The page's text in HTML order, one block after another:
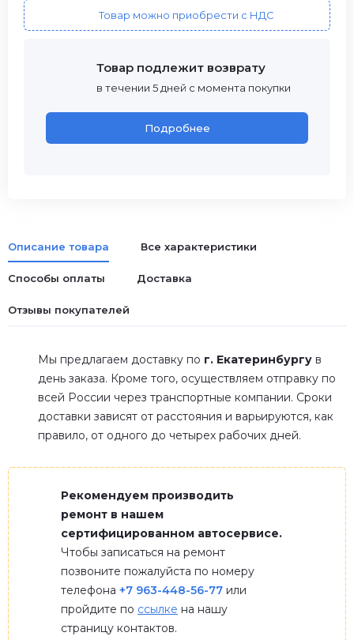
Товар можно приобрести с НДС
Товар подлежит возврату
в течении 5 дней с момента покупки
Подробнее
Описание товара Все характеристики
Способы оплаты Доставка
Отзывы покупателей
Мы предлагаем доставку по г. Екатеринбургу в
день заказа. Кроме того, осуществляем отправку по
всей России через транспортные компании. Сроки
доставки зависят от расстояния и варьируются, как
правило, от одного до четырех рабочих дней.
Рекомендуем производить
ремонт в нашем
сертифицированном автосервисе.
Чтобы записаться на ремонт
позвоните пожалуйста по номеру
телефона +7 963-448-56-77 или
пройдите по ссылке на нашу
страницу контактов.